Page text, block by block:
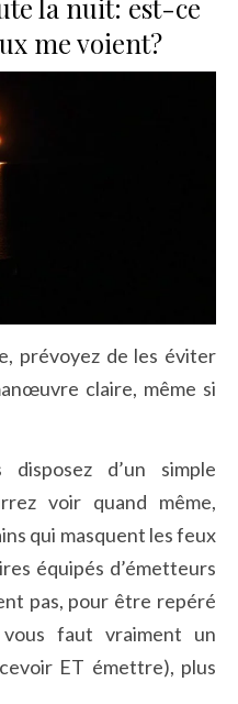
la nuit: est-ce
me voient?
prévoyez de les éviter
claire, même si
d’un simple
voir quand même,
qui masquent les feux
équipés d’émetteurs
pas, pour être repéré
faut vraiment un
ET émettre), plus